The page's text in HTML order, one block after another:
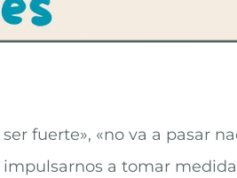
fuerte», «no va a pasar
a tomar